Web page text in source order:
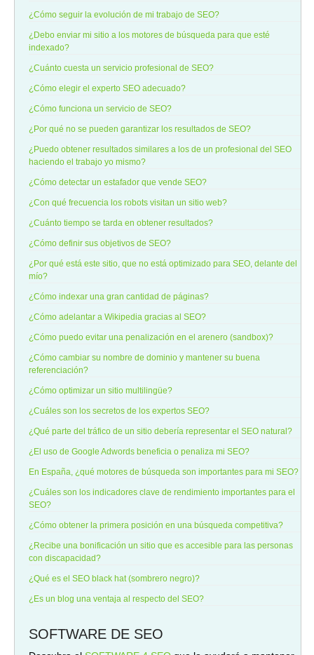
¿Cómo seguir la evolución de mi trabajo de SEO?
¿Debo enviar mi sitio a los motores de búsqueda para que esté
indexado?
¿Cuánto cuesta un servicio profesional de SEO?
¿Cómo elegir el experto SEO adecuado?
¿Cómo funciona un servicio de SEO?
¿Por qué no se pueden garantizar los resultados de SEO?
¿Puedo obtener resultados similares a los de un profesional del SEO
haciendo el trabajo yo mismo?
¿Cómo detectar un estafador que vende SEO?
¿Con qué frecuencia los robots visitan un sitio web?
¿Cuánto tiempo se tarda en obtener resultados?
¿Cómo definir sus objetivos de SEO?
¿Por qué está este sitio, que no está optimizado para SEO, delante del
mío?
¿Cómo indexar una gran cantidad de páginas?
¿Cómo adelantar a Wikipedia gracias al SEO?
¿Cómo puedo evitar una penalización en el arenero (sandbox)?
¿Cómo cambiar su nombre de dominio y mantener su buena
referenciación?
¿Cómo optimizar un sitio multilingüe?
¿Cuáles son los secretos de los expertos SEO?
¿Qué parte del tráfico de un sitio debería representar el SEO natural?
¿El uso de Google Adwords beneficia o penaliza mi SEO?
En España, ¿qué motores de búsqueda son importantes para mi SEO?
¿Cuáles son los indicadores clave de rendimiento importantes para el
SEO?
¿Cómo obtener la primera posición en una búsqueda competitiva?
¿Recibe una bonificación un sitio que es accesible para las personas
con discapacidad?
¿Qué es el SEO black hat (sombrero negro)?
¿Es un blog una ventaja al respecto del SEO?
SOFTWARE DE SEO